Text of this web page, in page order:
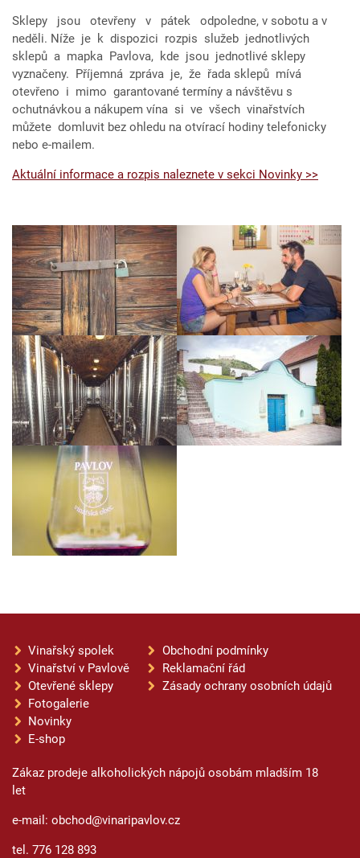
Sklepy jsou otevřeny v pátek odpoledne, v sobotu a v
neděli. Níže je k dispozici rozpis služeb jednotlivých
sklepů a mapka Pavlova, kde jsou jednotlivé sklepy
vyznačeny. Příjemná zpráva je, že řada sklepů mívá
otevřeno i mimo garantované termíny a návštěvu s
ochutnávkou a nákupem vína si ve všech vinařstvích
můžete domluvit bez ohledu na otvírací hodiny telefonicky
nebo e-mailem.
Aktuální informace a rozpis naleznete v sekci Novinky >>
Vinařský spolek
Vinařství v Pavlově
Otevřené sklepy
Fotogalerie
Novinky
E-shop
Obchodní podmínky
Reklamační řád
Zásady ochrany osobních údajů
Zákaz prodeje alkoholických nápojů osobám mladším 18
let
e-mail: obchod@vinaripavlov.cz
tel. 776 128 893